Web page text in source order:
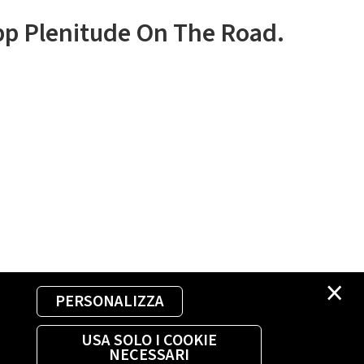
×
PERSONALIZZA
USA SOLO I COOKIE
NECESSARI
Plenitude On The Road.